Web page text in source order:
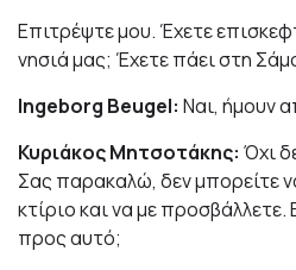
Επιτρέψτε μου. Έχετε
νησιά μας; Έχετε πάει στη
Ingeborg Beugel: Ναι, ήμουν
Κυριάκος Μητσοτάκης: Όχι
Σας παρακαλώ, δεν μπορείτε
κτίριο και να με
προς αυτό;